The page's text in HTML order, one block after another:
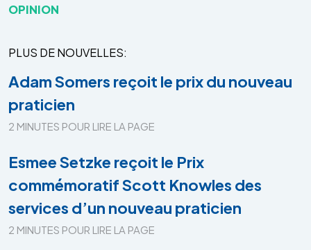
OPINION
PLUS DE NOUVELLES
Adam Somers reçoit le prix du nouveau
praticien
2 MINUTES POUR LIRE LA PAGE
Esmee Setzke reçoit le Prix
commémoratif Scott Knowles des
services d’un nouveau praticien
2 MINUTES POUR LIRE LA PAGE